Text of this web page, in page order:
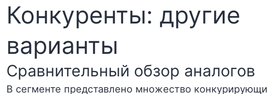
Конкуренты: другие
варианты
Сравнительный обзор аналогов
В сегменте представлено множество